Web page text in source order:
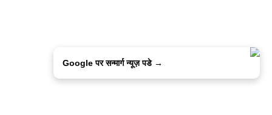
Google पर सन्मार्ग न्यूज़ पडे →